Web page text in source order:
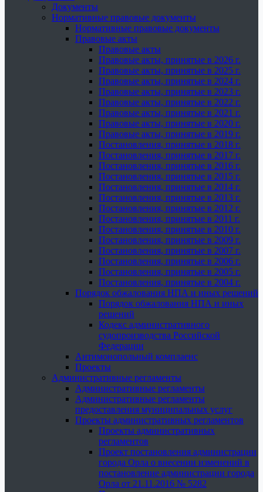
Документы
Нормативные правовые документы
Нормативные правовые документы
Правовые акты
Правовые акты
Правовые акты, принятые в 2026 г.
Правовые акты, принятые в 2025 г.
Правовые акты, принятые в 2024 г.
Правовые акты, принятые в 2023 г.
Правовые акты, принятые в 2022 г.
Правовые акты, принятые в 2021 г.
Правовые акты, принятые в 2020 г.
Правовые акты, принятые в 2019 г.
Постановления, принятые в 2018 г.
Постановления, принятые в 2017 г.
Постановления, принятые в 2016 г.
Постановления, принятые в 2015 г.
Постановления, принятые в 2014 г.
Постановления, принятые в 2013 г.
Постановления, принятые в 2012 г.
Постановления, принятые в 2011 г.
Постановления, принятые в 2010 г.
Постановления, принятые в 2009 г.
Постановления, принятые в 2007 г.
Постановления, принятые в 2006 г.
Постановления, принятые в 2005 г.
Постановления, принятые в 2004 г.
Порядок обжалования НПА и иных решений
Порядок обжалования НПА и иных
решений
Кодекс административного
судопроизводства Российской
Федерации
Антимонопольный комплаенс
Проекты
Административные регламенты
Административные регламенты
Административные регламенты
предоставления муниципальных услуг
Проекты административных регламентов
Проекты административных
регламентов
Проект постановления администрации
города Орла о внесении изменений в
постановление администрации города
Орла от 21.11.2016 № 5282